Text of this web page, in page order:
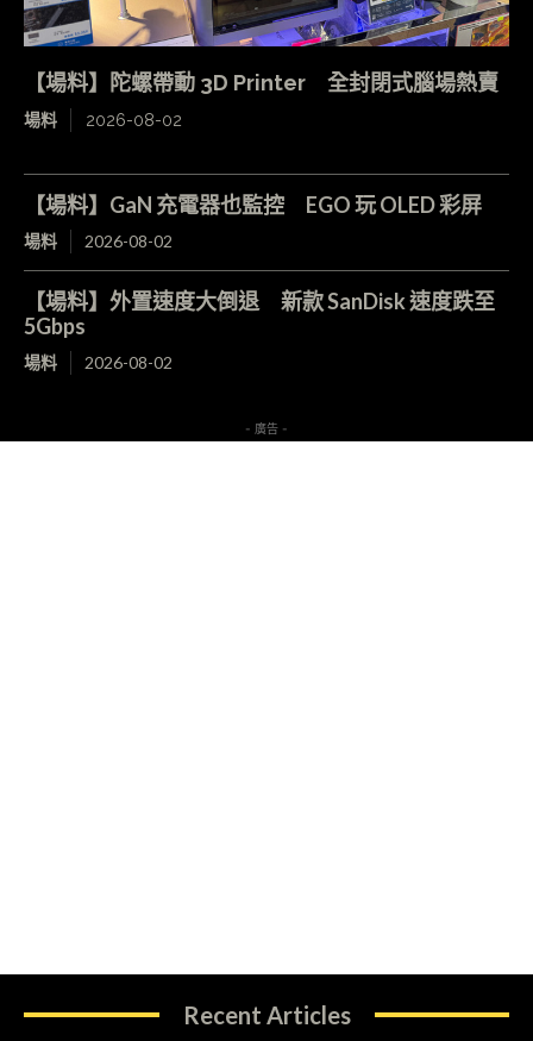
【場料】陀螺帶動 3D Printer 全封閉式腦場熱賣
場料 2026-08-02
【場料】GaN 充電器也監控 EGO 玩 OLED 彩屏
場料 2026-08-02
【場料】外置速度大倒退 新款 SanDisk 速度跌至
5Gbps
場料 2026-08-02
- 廣告 -
Recent Articles